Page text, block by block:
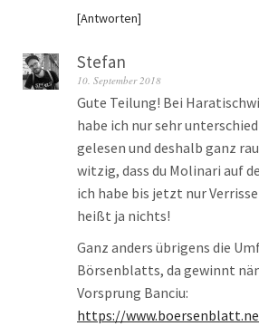
Antworten
Stefan
10. September 2018
Gute Teilung! Bei
habe ich nur sehr
gelesen und deshalb ganz
witzig, dass du Molinari auf
ich habe bis jetzt nur
heißt ja nichts!
Ganz anders übrigens die
Börsenblatts, da gewinnt
Vorsprung Banciu:
https://